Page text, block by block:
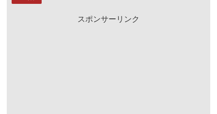
スポンサーリンク